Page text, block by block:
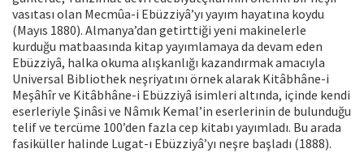
vasıtası olan Mecmûa-i Ebüzziyâ’yı yayım hayatına koydu
(Mayıs 1880). Almanya’dan getirttiği yeni makinelerle
kurduğu matbaasında kitap yayımlamaya da devam eden
Ebüzziyâ, halka okuma alışkanlığı kazandırmak amacıyla
Universal Bibliothek neşriyatını örnek alarak Kitâbhâne-i
Meşâhîr ve Kitâbhâne-i Ebüzziyâ isimleri altında, içinde kendi
eserleriyle Şinâsi ve Nâmık Kemal’in eserlerinin de bulunduğu
telif ve tercüme 100’den fazla cep kitabı yayımladı. Bu arada
fasiküller halinde Lugat-ı Ebüzziyâ’yı neşre başladı (1888).